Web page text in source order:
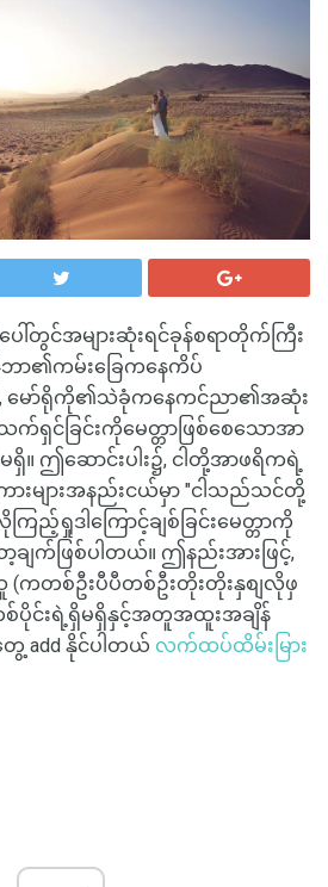
ပေါ်တွင်အများဆုံးရင်ခုန်စရာတိုက်ကြီး
ဘာ၏ကမ်းခြေကနေကိပ်
ဉ်, မော်ရိုကို၏သဲခုံကနေကင်ညာ၏အဆုံး
က်ရှင်ခြင်းကိုမေတ္တာဖြစ်စေသောအာ
။ ဤဆောင်းပါး၌, ငါတို့အာဖရိကရဲ့
းများအနည်းငယ်မှာ "ငါသည်သင်တို့
ည့်ရှုဒါကြောင့်ချစ်ခြင်းမေတ္တာကို
ျက်ဖြစ်ပါတယ်။ ဤနည်းအားဖြင့်,
တစ်ဦးပီပီတစ်ဦးတိုးတိုးနှစျလိုဖှ
င်းရဲ့ရှိမရှိနှင့်အတူအထူးအချိန်
add နိုင်ပါတယ် လက်ထပ်ထိမ်းမြား